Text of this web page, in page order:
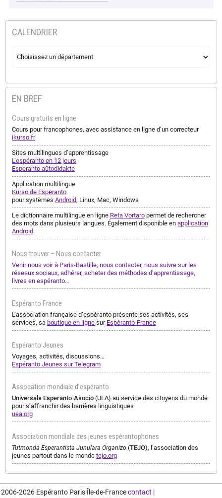
CALENDRIER
EN BREF
Cours gratuits en ligne
Cours pour francophones, avec assistance en ligne d’un correcteur
ikurso.fr
Sites multilingues d’apprentissage
L’espéranto en 12 jours
Esperanto aŭtodidakte
Application multilingue
Kurso de Esperanto
pour systèmesAndroid, Linux, Mac, Windows
Le dictionnaire multilingue en ligne Reta Vortaro permet de rechercher
des mots dans plusieurs langues. Également disponible enapplication
Android.
Nous trouver – Nous contacter
Venir nous voir à Paris-Bastille, nous contacter, nous suivre sur les
réseaux sociaux, adhérer, acheter des méthodes d’apprentissage,
livres en espéranto…
Espéranto France
L’association française d’espéranto présente ses activités, ses
services, sa boutique en ligne sur Espéranto-France
Espéranto Jeunes
Voyages, activités, discussions…
Espéranto Jeunes sur Telegram
Assocation mondiale d’espéranto
Universala Esperanto-Asocio (UEA) au service des citoyens du monde
pour s’affranchir des barrières linguistiques
uea.org
Association mondiale des jeunes espérantophones
Tutmonda Esperantista Junulara Organizo (TEJO), l’association des
jeunes partout dans le mondetejo.org
2006-2026 Espéranto Paris Île-de-Francecontact |